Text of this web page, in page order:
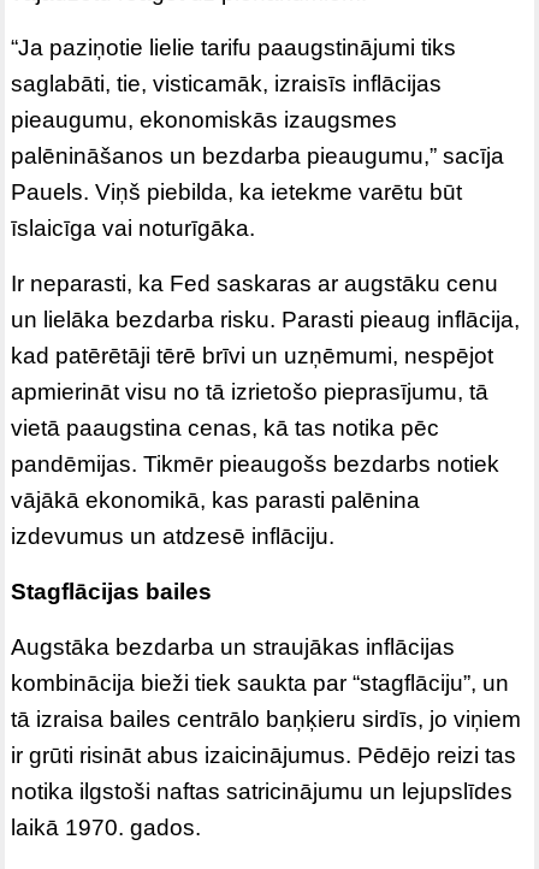
“Ja paziņotie lielie tarifu paaugstinājumi tiks
saglabāti, tie, visticamāk, izraisīs inflācijas
pieaugumu, ekonomiskās izaugsmes
palēnināšanos un bezdarba pieaugumu,” sacīja
Pauels. Viņš piebilda, ka ietekme varētu būt
īslaicīga vai noturīgāka.
Ir neparasti, ka Fed saskaras ar augstāku cenu
un lielāka bezdarba risku. Parasti pieaug inflācija,
kad patērētāji tērē brīvi un uzņēmumi, nespējot
apmierināt visu no tā izrietošo pieprasījumu, tā
vietā paaugstina cenas, kā tas notika pēc
pandēmijas. Tikmēr pieaugošs bezdarbs notiek
vājākā ekonomikā, kas parasti palēnina
izdevumus un atdzesē inflāciju.
Stagflācijas bailes
Augstāka bezdarba un straujākas inflācijas
kombinācija bieži tiek saukta par “stagflāciju”, un
tā izraisa bailes centrālo baņķieru sirdīs, jo viņiem
ir grūti risināt abus izaicinājumus. Pēdējo reizi tas
notika ilgstoši naftas satricinājumu un lejupslīdes
laikā 1970. gados.